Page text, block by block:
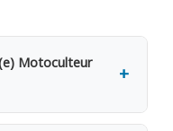
Motoculteur
hydraulique